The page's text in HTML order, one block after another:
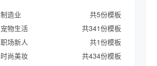
制造业
共5份模板
宠物生活
共341份模板
职场新人
共1份模板
时尚美妆
共434份模板